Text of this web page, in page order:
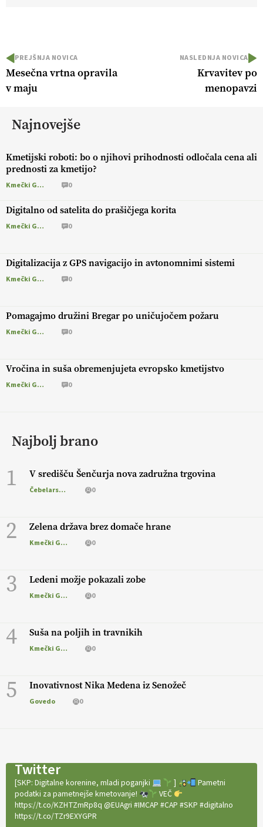
PREJŠNJA NOVICA
Mesečna vrtna opravila
v maju
NASLEDNJA NOVICA
Krvavitev po
menopavzi
Najnovejše
Kmetijski roboti: bo o njihovi prihodnosti odločala cena ali
prednosti za kmetijo?
Kmečki Glas 0
Digitalno od satelita do prašičjega korita
Kmečki Glas 0
Digitalizacija z GPS navigacijo in avtonomnimi sistemi
Kmečki Glas 0
Pomagajmo družini Bregar po uničujočem požaru
Kmečki Glas 0
Vročina in suša obremenjujeta evropsko kmetijstvo
Kmečki Glas 0
Najbolj brano
1 V središču Šenčurja nova zadružna trgovina
Čebelarstvo 0
2 Zelena država brez domače hrane
Kmečki Glas 0
3 Ledeni možje pokazali zobe
Kmečki Glas 0
4 Suša na poljih in travnikih
Kmečki Glas 0
5 Inovativnost Nika Medena iz Senožeč
Govedo 0
Twitter
[SKP: Digitalne korenine, mladi poganjki ]
Pametni
podatki za pametnejše kmetovanje!
VEČ
https://t.co/KZHTZmRp8q @EUAgri #IMCAP #CAP #SKP #digitalno
https://t.co/TZr9EXYGPR